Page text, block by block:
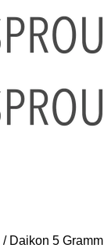
/Daikon 5 Gramm